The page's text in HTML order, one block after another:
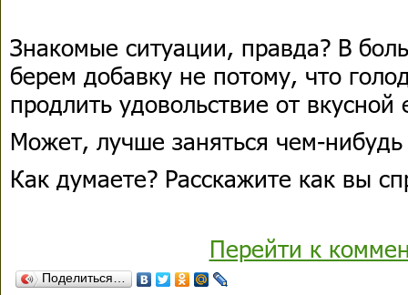
Знакомые ситуации, правда? В
берем добавку не потому, что
продлить удовольствие от
Может, лучше заняться чем-
Как думаете? Расскажите как вы
Перейти к
Поделиться…